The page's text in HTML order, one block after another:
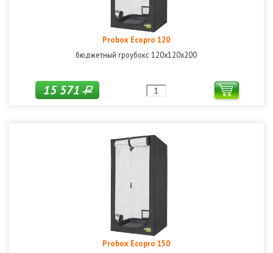
Probox Ecopro 120
бюджетный гроубокс 120х120х200
15 571Р
Probox Ecopro 150